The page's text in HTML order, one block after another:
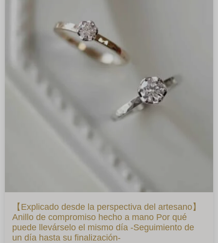
【Explicado desde la perspectiva del artesano】
Anillo de compromiso hecho a mano Por qué
puede llevárselo el mismo día -Seguimiento de
un día hasta su finalización-